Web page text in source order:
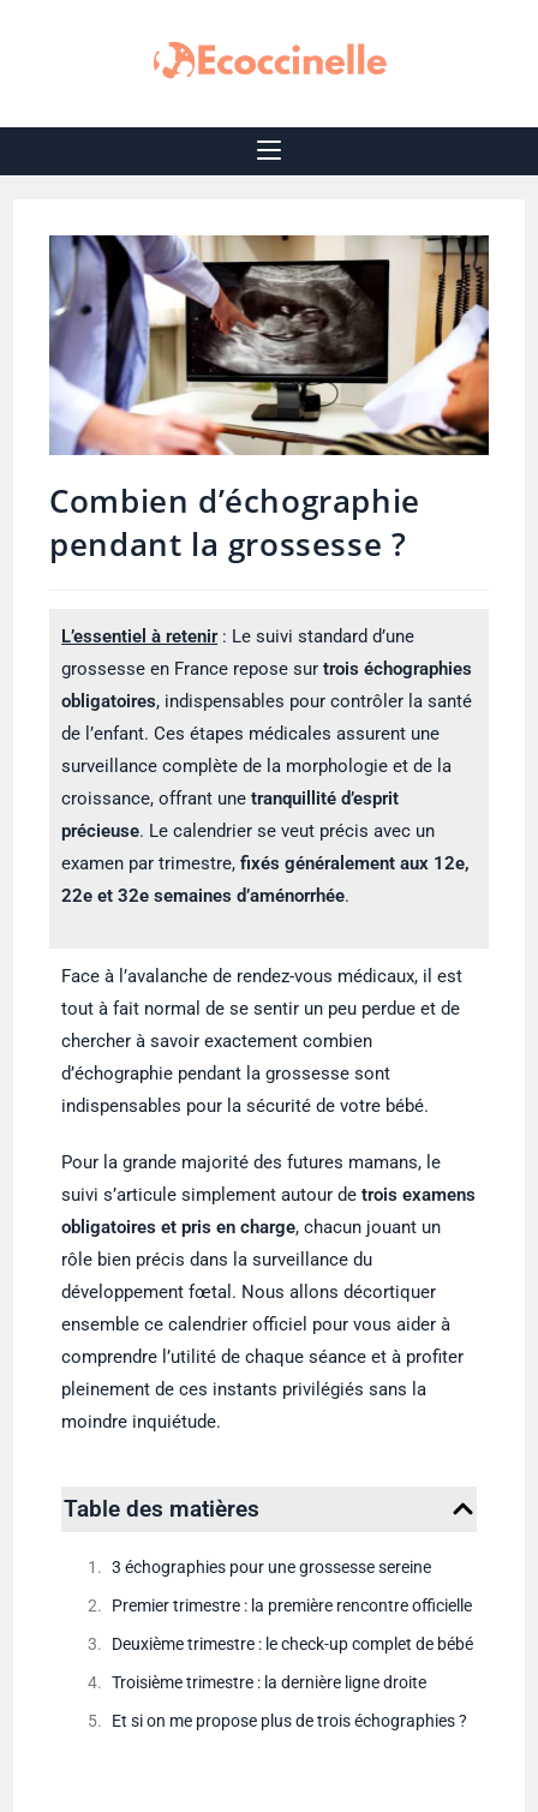
Combien d’échographie
pendant la grossesse ?
L’essentiel à retenir: Le suivi standard d’une
grossesse en France repose surtrois échographies
obligatoires, indispensables pour contrôler la santé
de l’enfant. Ces étapes médicales assurent une
surveillance complète de la morphologie et de la
croissance, offrant unetranquillité d’esprit
précieuse. Le calendrier se veut précis avec un
examen par trimestre,fixés généralement aux 12e,
22e et 32e semaines d’aménorrhée.
Face à l’avalanche de rendez-vous médicaux, il est
tout à fait normal de se sentir un peu perdue et de
chercher à savoir exactement combien
d’échographie pendant la grossesse sont
indispensables pour la sécurité de votre bébé.
Pour la grande majorité des futures mamans, le
suivi s’articule simplement autour detrois examens
obligatoires et pris en charge, chacun jouant un
rôle bien précis dans la surveillance du
développement fœtal. Nous allons décortiquer
ensemble ce calendrier officiel pour vous aider à
comprendre l’utilité de chaque séance et à profiter
pleinement de ces instants privilégiés sans la
moindre inquiétude.
Table des matières
3 échographies pour une grossesse sereine
Premier trimestre : la première rencontre officielle
Deuxième trimestre : le check-up complet de bébé
Troisième trimestre : la dernière ligne droite
Et si on me propose plus de trois échographies ?